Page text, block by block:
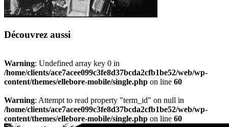
Découvrez aussi
Warning: Undefined array key 0 in
/home/clients/ace7acee099c3fe8d37bcda2cfb1be52/web/wp-
content/themes/ellebore-mobile/single.php on line 60
Warning: Attempt to read property "term_id" on null in
/home/clients/ace7acee099c3fe8d37bcda2cfb1be52/web/wp-
content/themes/ellebore-mobile/single.php on line 60